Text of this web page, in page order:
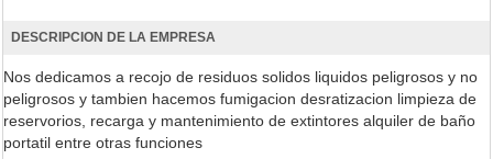
DESCRIPCION DE LA EMPRESA
Nos dedicamos a recojo de residuos solidos liquidos peligrosos y no
peligrosos y tambien hacemos fumigacion desratizacion limpieza de
reservorios, recarga y mantenimiento de extintores alquiler de baño
portatil entre otras funciones